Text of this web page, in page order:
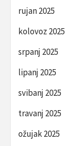
rujan 2025
kolovoz 2025
srpanj 2025
lipanj 2025
svibanj 2025
travanj 2025
ožujak 2025